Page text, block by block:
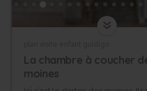
La chambre à coucher
moines